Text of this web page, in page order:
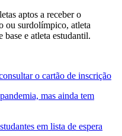
aptos a receber o
ou surdolímpico, atleta
e atleta estudantil.
o cartão de inscrição
mas ainda tem
em lista de espera